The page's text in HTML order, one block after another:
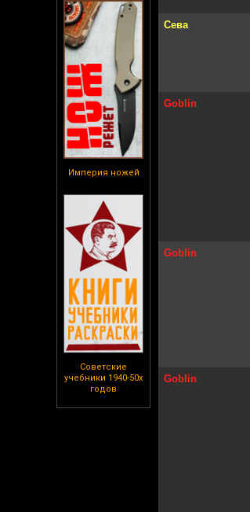
Империя ножей
Советские
учебники 1940-50х
годов
Сева
Goblin
Goblin
Goblin